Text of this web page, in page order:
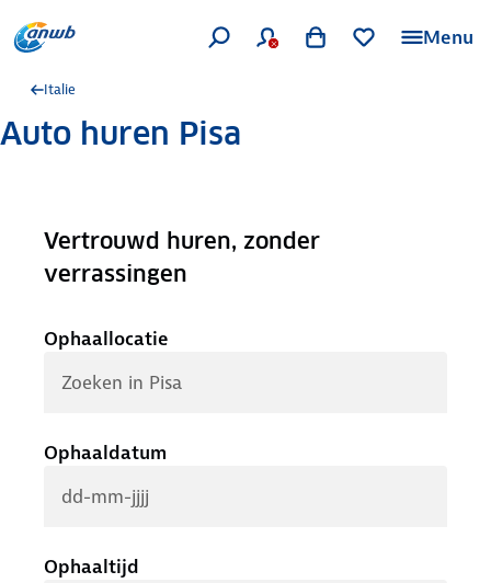
Menu
Italie
Auto huren Pisa
Vertrouwd huren, zonder
verrassingen
Ophaallocatie
Ophaaldatum
Ophaaltijd